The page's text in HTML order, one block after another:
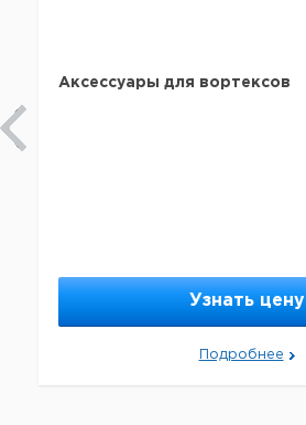
Аксессуары для вортексов
Узнать цену
Подробнее